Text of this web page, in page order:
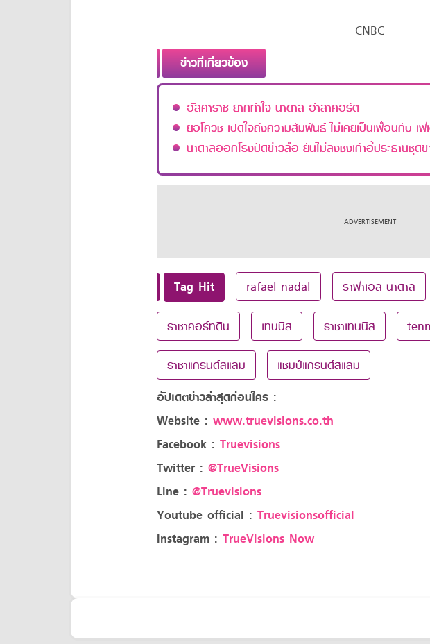
CNBC
ข่าวที่เกี่ยวข้อง
อัลคาราซ ยากทำใจ นาดาล อำลาคอร์ต
ยอโควิช เปิดใจถึงความสัมพันธ์ ไม่เคยเป็นเพื่อนกับ เฟ
นาดาลออกโรงปัดข่าวลือ ยันไม่ลงชิงเก้าอี้ประธานชุดข
Tag Hit rafael nadal ราฟาเอล นาดาล
ราชาคอร์ทดิน เทนนิส ราชาเทนนิส
ราชาแกรนด์สแลม แชมป์แกรนด์สแลม
อัปเดตข่าวล่าสุดก่อนใคร :
Website : www.truevisions.co.th
Facebook : Truevisions
Twitter : @TrueVisions
Line : @Truevisions
Youtube official : Truevisionsofficial
Instagram : TrueVisions Now